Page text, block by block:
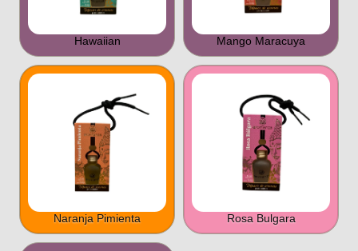
Hawaiian Mango Maracuya
Naranja Pimienta Rosa Bulgara